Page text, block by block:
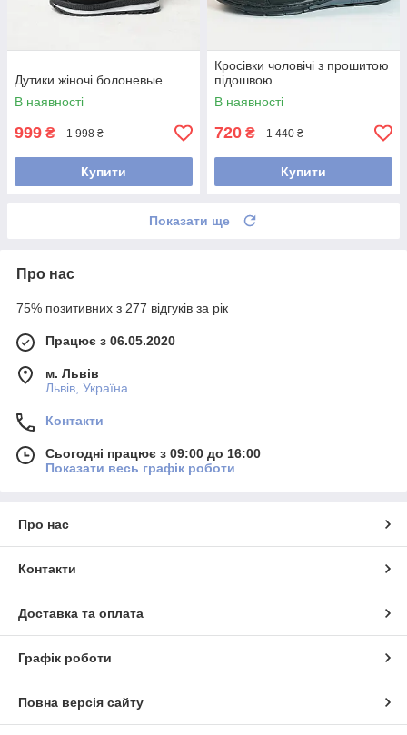
Дутики жіночі болоневые
В наявності
999 ₴ 1 998 ₴
Купити
Кросівки чоловічі з прошитою
підошвою
В наявності
720 ₴ 1 440 ₴
Купити
Показати ще
Про нас
75% позитивних з 277 відгуків за рік
Працює з 06.05.2020
м. Львів
Львів, Україна
Контакти
Сьогодні працює з 09:00 до 16:00
Показати весь графік роботи
Про нас
Контакти
Доставка та оплата
Графік роботи
Повна версія сайту